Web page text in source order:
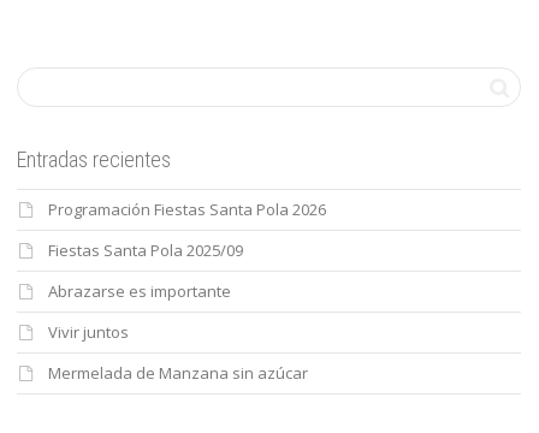
Entradas recientes
Programación Fiestas Santa Pola 2026
Fiestas Santa Pola 2025/09
Abrazarse es importante
Vivir juntos
Mermelada de Manzana sin azúcar